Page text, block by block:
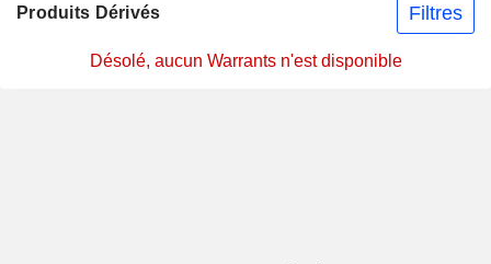
Produits Dérivés Filtres
Désolé, aucun Warrants n'est disponible